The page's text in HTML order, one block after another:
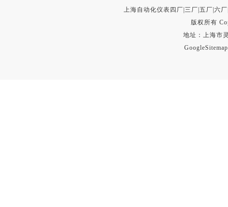
上海自动化仪表四厂|三厂|五厂|六
版权所有
地址：上海市
GoogleSitemap